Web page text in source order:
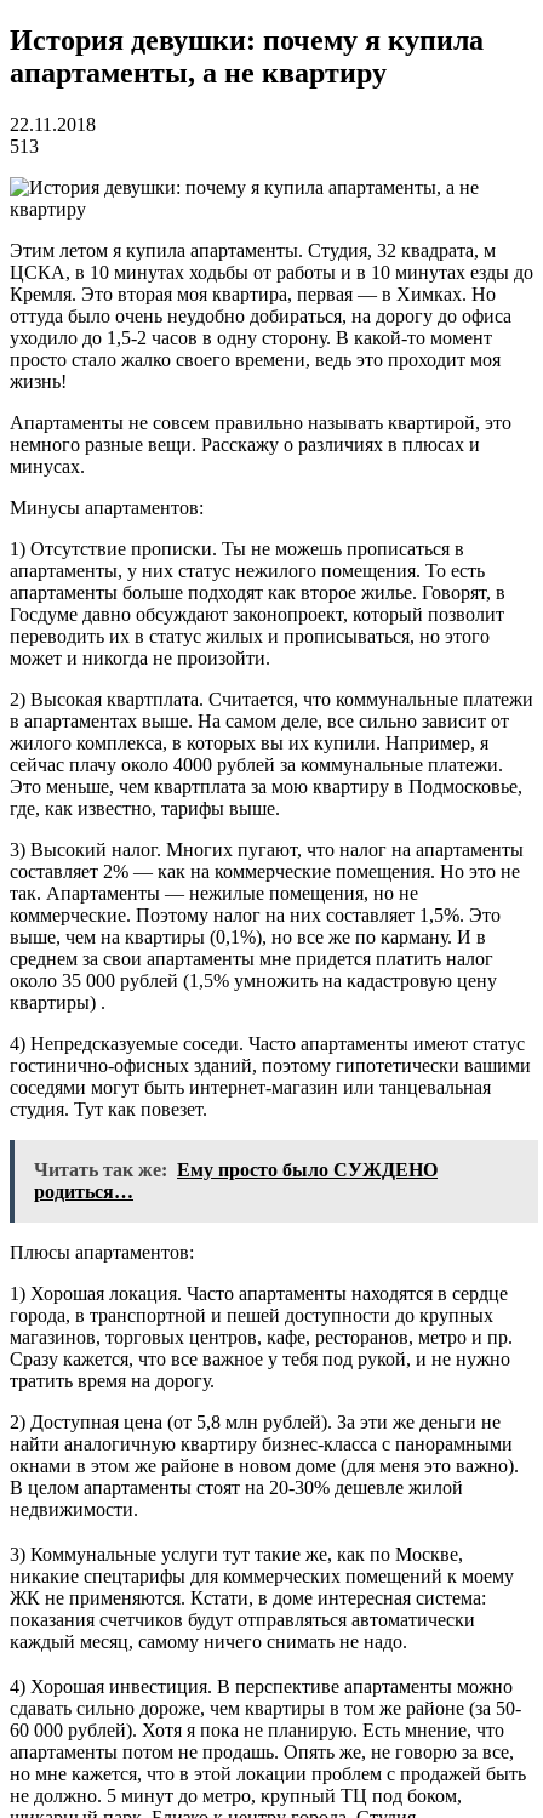
История девушки: почему я купила
апартаменты, а не квартиру
22.11.2018
513
Этим летом я купила апартаменты. Студия, 32 квадрата, м
ЦСКА, в 10 минутах ходьбы от работы и в 10 минутах езды до
Кремля. Это вторая моя квартира, первая — в Химках. Но
оттуда было очень неудобно добираться, на дорогу до офиса
уходило до 1,5-2 часов в одну сторону. В какой-то момент
просто стало жалко своего времени, ведь это проходит моя
жизнь!
Апартаменты не совсем правильно называть квартирой, это
немного разные вещи. Расскажу о различиях в плюсах и
минусах.
Минусы апартаментов:
1) Отсутствие прописки. Ты не можешь прописаться в
апартаменты, у них статус нежилого помещения. То есть
апартаменты больше подходят как второе жилье. Говорят, в
Госдуме давно обсуждают законопроект, который позволит
переводить их в статус жилых и прописываться, но этого
может и никогда не произойти.
2) Высокая квартплата. Считается, что коммунальные платежи
в апартаментах выше. На самом деле, все сильно зависит от
жилого комплекса, в которых вы их купили. Например, я
сейчас плачу около 4000 рублей за коммунальные платежи.
Это меньше, чем квартплата за мою квартиру в Подмосковье,
где, как известно, тарифы выше.
3) Высокий налог. Многих пугают, что налог на апартаменты
составляет 2% — как на коммерческие помещения. Но это не
так. Апартаменты — нежилые помещения, но не
коммерческие. Поэтому налог на них составляет 1,5%. Это
выше, чем на квартиры (0,1%), но все же по карману. И в
среднем за свои апартаменты мне придется платить налог
около 35 000 рублей (1,5% умножить на кадастровую цену
квартиры) .
4) Непредсказуемые соседи. Часто апартаменты имеют статус
гостинично-офисных зданий, поэтому гипотетически вашими
соседями могут быть интернет-магазин или танцевальная
студия. Тут как повезет.
Читать так же: Ему просто было СУЖДЕНО
родиться…
Плюсы апартаментов:
1) Хорошая локация. Часто апартаменты находятся в сердце
города, в транспортной и пешей доступности до крупных
магазинов, торговых центров, кафе, ресторанов, метро и пр.
Сразу кажется, что все важное у тебя под рукой, и не нужно
тратить время на дорогу.
2) Доступная цена (от 5,8 млн рублей). За эти же деньги не
найти аналогичную квартиру бизнес-класса с панорамными
окнами в этом же районе в новом доме (для меня это важно).
В целом апартаменты стоят на 20-30% дешевле жилой
недвижимости.
3) Коммунальные услуги тут такие же, как по Москве,
никакие спецтарифы для коммерческих помещений к моему
ЖК не применяются. Кстати, в доме интересная система:
показания счетчиков будут отправляться автоматически
каждый месяц, самому ничего снимать не надо.
4) Хорошая инвестиция. В перспективе апартаменты можно
сдавать сильно дороже, чем квартиры в том же районе (за 50-
60 000 рублей). Хотя я пока не планирую. Есть мнение, что
апартаменты потом не продашь. Опять же, не говорю за все,
но мне кажется, что в этой локации проблем с продажей быть
не должно. 5 минут до метро, крупный ТЦ под боком,